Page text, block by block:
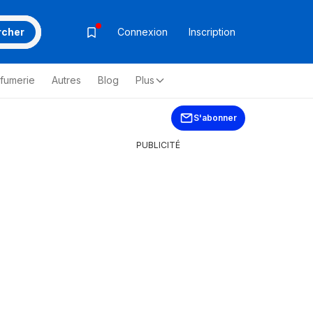
Connexion Inscription
Autres Blog Plus
S'abonner
PUBLICITÉ